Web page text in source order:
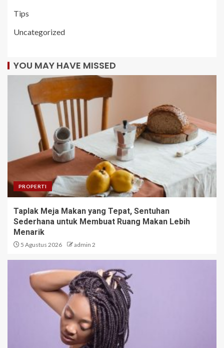
Tips
Uncategorized
YOU MAY HAVE MISSED
PROPERTI
Taplak Meja Makan yang Tepat, Sentuhan
Sederhana untuk Membuat Ruang Makan Lebih
Menarik
5 Agustus 2026 admin 2